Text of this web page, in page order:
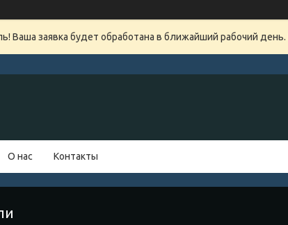
Ваша заявка будет обработана в ближайший рабочий
О нас Контакты